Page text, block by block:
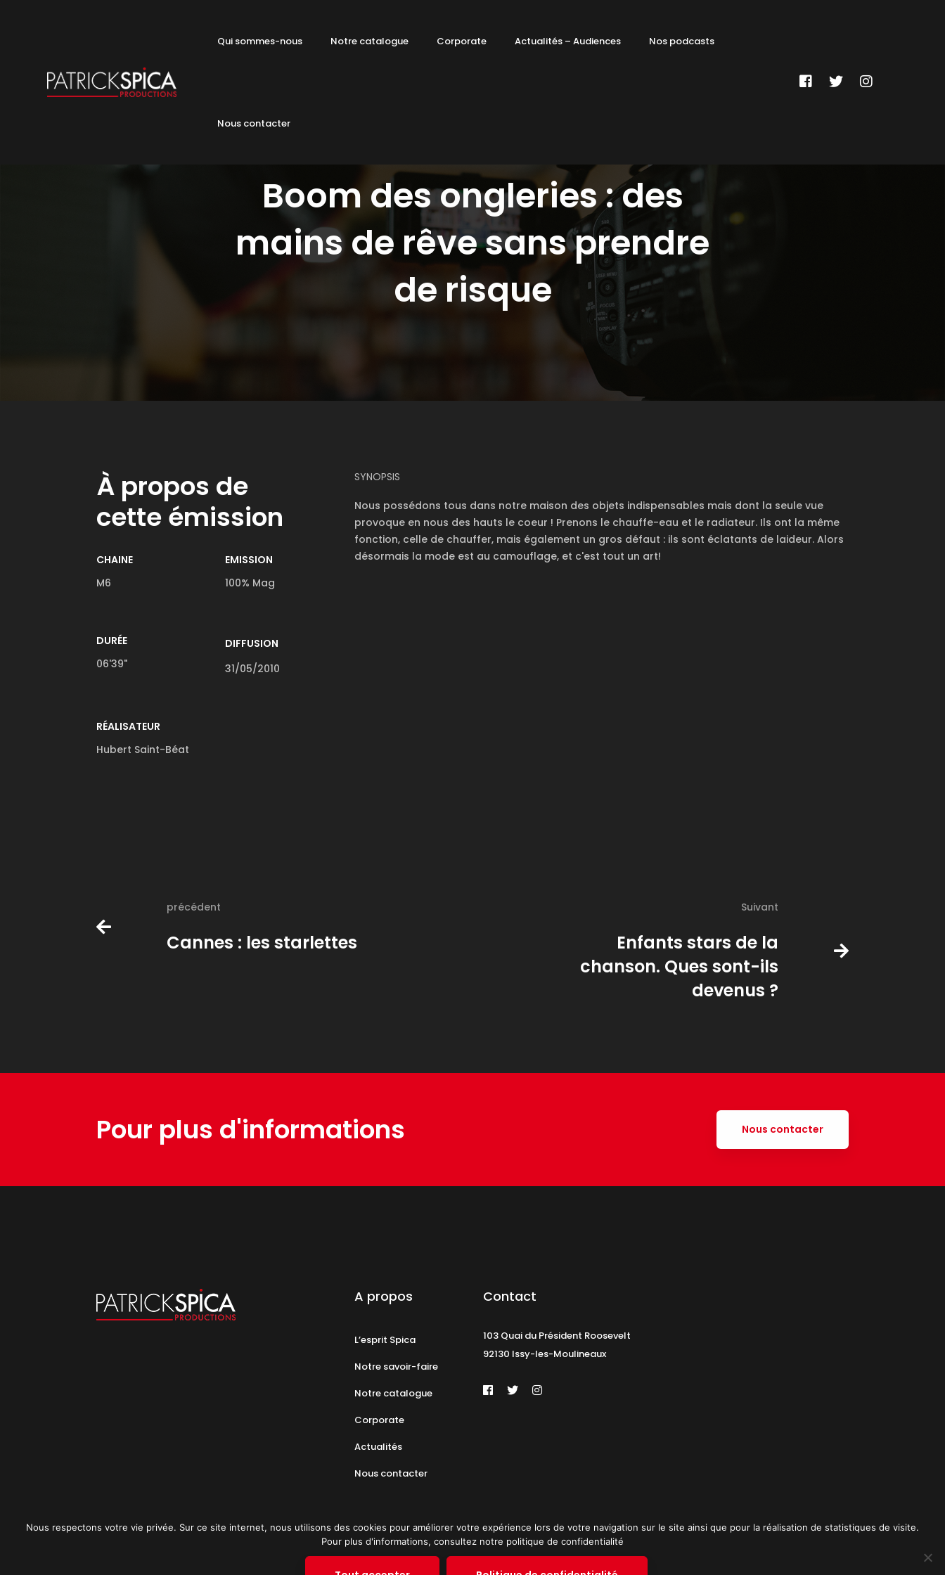
Qui sommes-nous Notre catalogue Corporate Actualités – Audiences Nos podcasts
Nous contacter
Boom des ongleries : des
mains de rêve sans prendre
de risque
À propos de
cette émission
CHAINE
M6
EMISSION
100% Mag
DURÉE
06'39"
DIFFUSION
31/05/2010
RÉALISATEUR
Hubert Saint-Béat
SYNOPSIS
Nous possédons tous dans notre maison des objets indispensables mais dont la seule vue
provoque en nous des hauts le coeur ! Prenons le chauffe-eau et le radiateur. Ils ont la même
fonction, celle de chauffer, mais également un gros défaut : ils sont éclatants de laideur. Alors
désormais la mode est au camouflage, et c'est tout un art!
précédent
Cannes : les starlettes
Suivant
Enfants stars de la
chanson. Ques sont-ils
devenus ?
Pour plus d'informations Nous contacter
A propos
L’esprit Spica
Notre savoir-faire
Notre catalogue
Corporate
Actualités
Nous contacter
Contact
103 Quai du Président Roosevelt
92130 Issy-les-Moulineaux
Politique de confidentialité Plan du site © 2019 PATRICK SPICA PRODUCTIONS. Tous droits réservés.
Nous respectons votre vie privée. Sur ce site internet, nous utilisons des cookies pour améliorer votre expérience lors de votre navigation sur le site ainsi que pour la réalisation de statistiques de visite.
Pour plus d'informations, consultez notre politique de confidentialité